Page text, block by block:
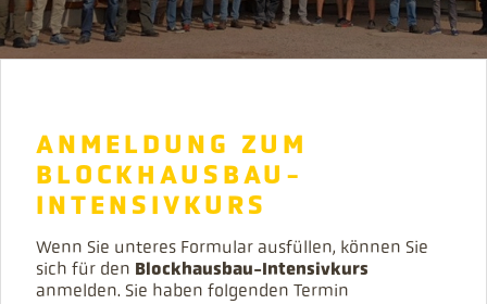
ANMELDEN.
WIR
ANMELDUNG ZUM
BLOCKHAUSBAU-
INTENSIVKURS
Wenn Sie unteres Formular ausfüllen, können Sie
sich für den Blockhausbau-Intensivkurs
anmelden. Sie haben folgenden Termin